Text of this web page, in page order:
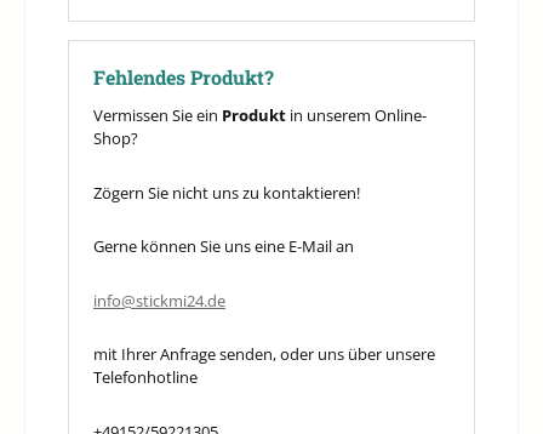
Fehlendes Produkt?
Vermissen Sie ein Produkt in unserem Online-
Shop?
Zögern Sie nicht uns zu kontaktieren!
Gerne können Sie uns eine E-Mail an
info@stickmi24.de
mit Ihrer Anfrage senden, oder uns über unsere
Telefonhotline